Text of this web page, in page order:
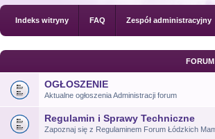
Indeks witryny FAQ Zespół administracyjny
OGŁOSZENIE
Aktualne ogłoszenia Administracji forum
Regulamin i Sprawy Techniczne
Zapoznaj się z Regulaminem Forum Łódzkich